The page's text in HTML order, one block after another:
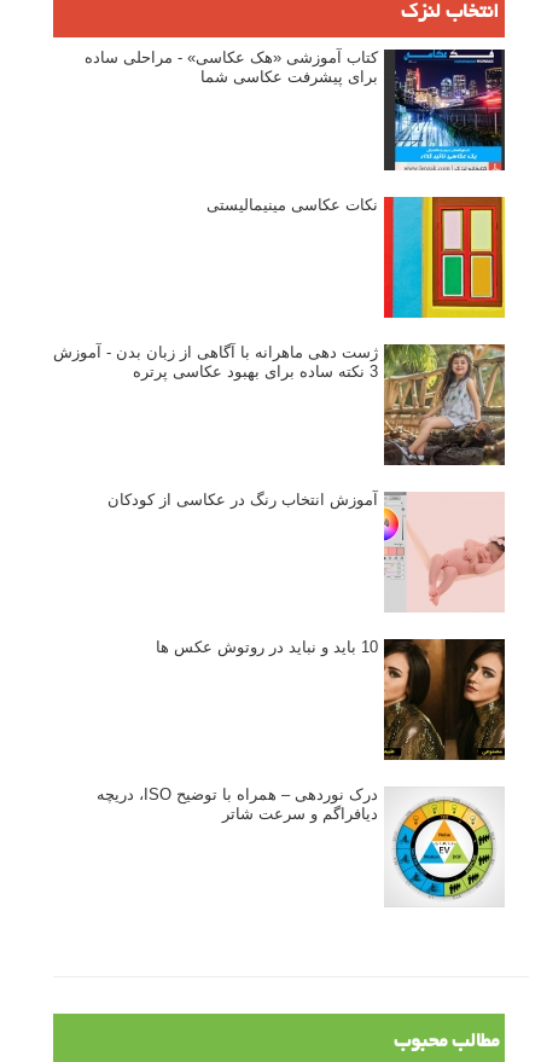
انتخاب لنزک
کتاب آموزشی «هک عکاسی» - مراحلی ساده
برای پیشرفت عکاسی شما
نکات عکاسی مینیمالیستی
ژست دهی ماهرانه با آگاهی از زبان بدن - آموزش
3 نکته ساده برای بهبود عکاسی پرتره
آموزش انتخاب رنگ در عکاسی از کودکان
10 باید و نباید در روتوش عکس ها
درک نوردهی – همراه با توضیح ISO، دریچه
دیافراگم و سرعت شاتر
مطالب محبوب